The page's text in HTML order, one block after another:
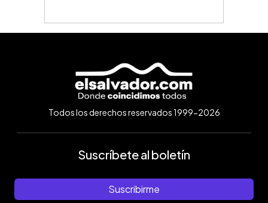
Todos los derechos reservados 1999-2026
Suscríbete al boletín
Suscribirme